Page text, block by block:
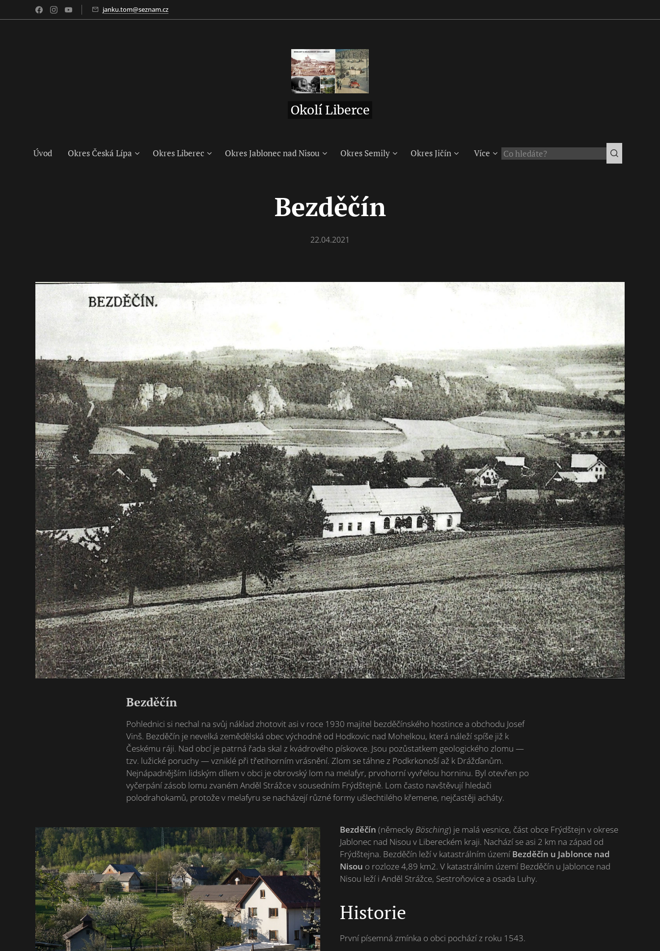
janku.tom@seznam.cz
Okolí Liberce
Úvod Okres Česká Lípa Okres Liberec Okres Jablonec nad Nisou Okres Semily Okres Jičín Více
Bezděčín
22.04.2021
Bezděčín
Pohlednici si nechal na svůj náklad zhotovit asi v roce 1930 majitel bezděčínského hostince a obchodu Josef
Vinš. Bezděčín je nevelká zemědělská obec východně od Hodkovic nad Mohelkou, která náleží spíše již k
Českému ráji. Nad obcí je patrná řada skal z kvádrového pískovce. Jsou pozůstatkem geologického zlomu —
tzv. lužické poruchy — vzniklé při třetihorním vrásnění. Zlom se táhne z Podkrkonoší až k Drážďanům.
Nejnápadnějším lidským dílem v obci je obrovský lom na melafyr, prvohorní vyvřelou horninu. Byl otevřen po
vyčerpání zásob lomu zvaném Anděl Strážce v sousedním Frýdštejně. Lom často navštěvují hledači
polodrahokamů, protože v melafyru se nacházejí různé formy ušlechtilého křemene, nejčastěji acháty.
Bezděčín (německy Bösching) je malá vesnice, část obce Frýdštejn v okrese
Jablonec nad Nisou v Libereckém kraji. Nachází se asi 2 km na západ od
Frýdštejna. Bezděčín leží v katastrálním území Bezděčín u Jablonce nad
Nisou o rozloze 4,89 km2. V katastrálním území Bezděčín u Jablonce nad
Nisou leží i Anděl Strážce, Sestroňovice a osada Luhy.
Historie
První písemná zmínka o obci pochází z roku 1543.